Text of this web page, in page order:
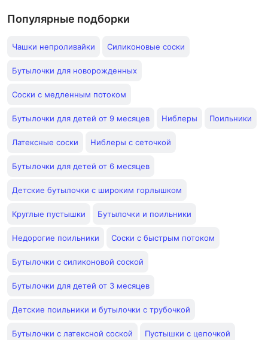
Популярные подборки
Чашки непроливайки Силиконовые соски
Бутылочки для новорожденных
Соски с медленным потоком
Бутылочки для детей от 9 месяцев Ниблеры Поильники
Латексные соски Ниблеры с сеточкой
Бутылочки для детей от 6 месяцев
Детские бутылочки с широким горлышком
Круглые пустышки Бутылочки и поильники
Недорогие поильники Соски с быстрым потоком
Бутылочки с силиконовой соской
Бутылочки для детей от 3 месяцев
Детские поильники и бутылочки с трубочкой
Бутылочки с латексной соской Пустышки с цепочкой